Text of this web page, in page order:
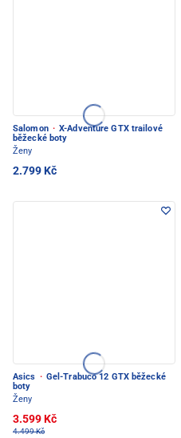
Salomon · X-Adventure GTX trailové
běžecké boty
Ženy
2.799 Kč
Asics · Gel-Trabuco 12 GTX běžecké
boty
Ženy
3.599 Kč
4.499 Kč